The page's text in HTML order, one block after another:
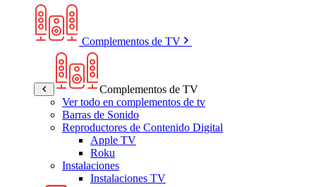
Complementos de TV
Complementos de TV
Ver todo en complementos de tv
Barras de Sonido
Reproductores de Contenido Digital
Apple TV
Roku
Instalaciones
Instalaciones TV